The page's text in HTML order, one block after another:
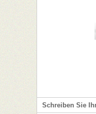
Schreiben Sie